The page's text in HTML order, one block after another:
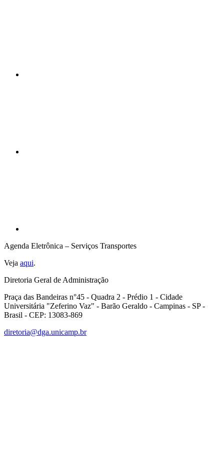
Agenda Eletrônica – Serviços Transportes
Veja aqui.
Diretoria Geral de Administração
Praça das Bandeiras n°45 - Quadra 2 - Prédio 1 - Cidade
Universitária "Zeferino Vaz" - Barão Geraldo - Campinas - SP -
Brasil - CEP: 13083-869
diretoria@dga.unicamp.br